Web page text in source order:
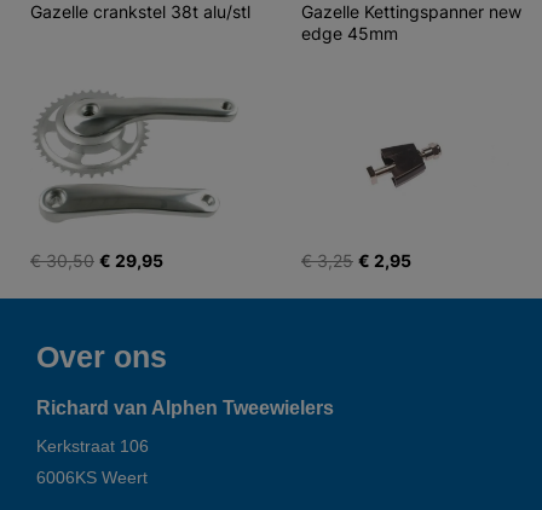
Gazelle crankstel 38t alu/stl
€ 30,50 € 29,95
Gazelle Kettingspanner new
edge 45mm
€ 3,25 € 2,95
Over ons
Richard van Alphen Tweewielers
Kerkstraat 106
6006KS Weert